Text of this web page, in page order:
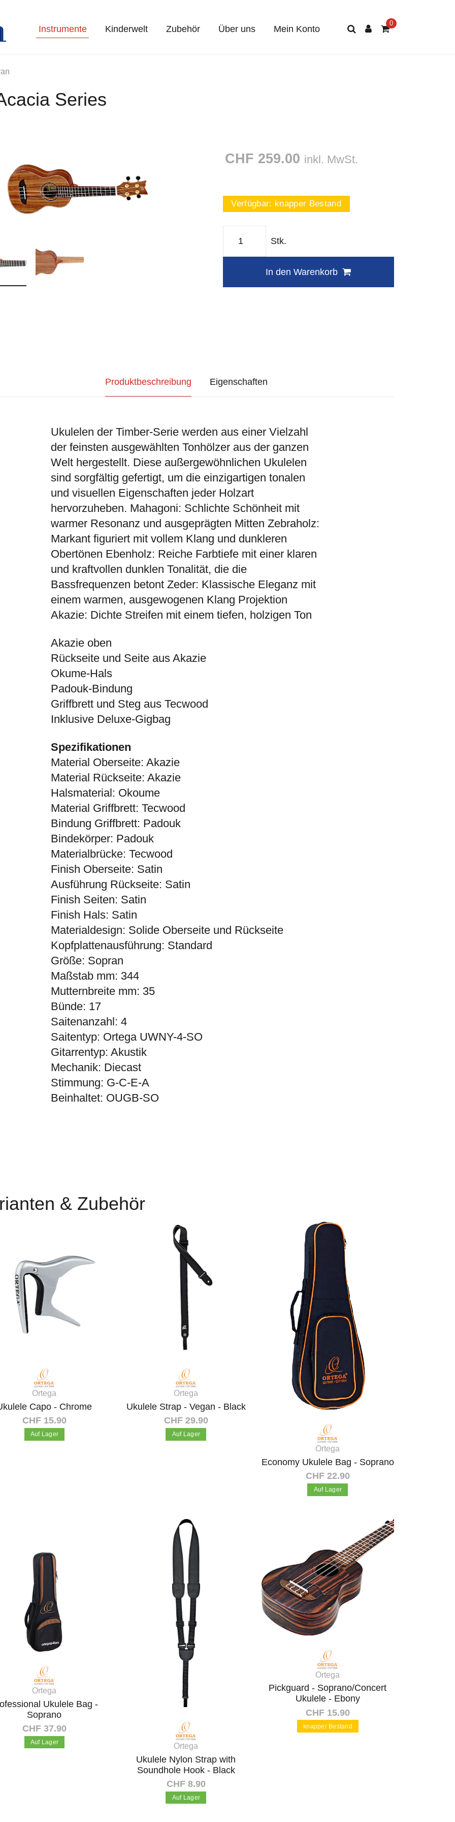
Instrumente Kinderwelt Zubehör Über uns Mein Konto
Series
CHF 259.00 inkl. MwSt.
Verfügbar: knapper Bestand
Stk.
In den Warenkorb
Produktbeschreibung Eigenschaften
Ukulelen der Timber-Serie werden aus einer Vielzahl
der feinsten ausgewählten Tonhölzer aus der ganzen
Welt hergestellt. Diese außergewöhnlichen Ukulelen
sind sorgfältig gefertigt, um die einzigartigen tonalen
und visuellen Eigenschaften jeder Holzart
hervorzuheben. Mahagoni: Schlichte Schönheit mit
warmer Resonanz und ausgeprägten Mitten Zebraholz:
Markant figuriert mit vollem Klang und dunkleren
Obertönen Ebenholz: Reiche Farbtiefe mit einer klaren
und kraftvollen dunklen Tonalität, die die
Bassfrequenzen betont Zeder: Klassische Eleganz mit
einem warmen, ausgewogenen Klang Projektion
Akazie: Dichte Streifen mit einem tiefen, holzigen Ton
Akazie oben
Rückseite und Seite aus Akazie
Okume-Hals
Padouk-Bindung
Griffbrett und Steg aus Tecwood
Inklusive Deluxe-Gigbag
Spezifikationen
Material Oberseite: Akazie
Material Rückseite: Akazie
Halsmaterial: Okoume
Material Griffbrett: Tecwood
Bindung Griffbrett: Padouk
Bindekörper: Padouk
Materialbrücke: Tecwood
Finish Oberseite: Satin
Ausführung Rückseite: Satin
Finish Seiten: Satin
Finish Hals: Satin
Materialdesign: Solide Oberseite und Rückseite
Kopfplattenausführung: Standard
Größe: Sopran
Maßstab mm: 344
Mutternbreite mm: 35
Bünde: 17
Saitenanzahl: 4
Saitentyp: Ortega UWNY-4-SO
Gitarrentyp: Akustik
Mechanik: Diecast
Stimmung: G-C-E-A
Beinhaltet: OUGB-SO
& Zubehör
Ortega
Capo - Chrome
CHF 15.90
Auf Lager
Ortega
Ukulele Strap - Vegan - Black
CHF 29.90
Auf Lager
Ortega
Economy Ukulele Bag - Soprano
CHF 22.90
Auf Lager
Ortega
Ukulele Bag -
Soprano
CHF 37.90
Auf Lager Ortega
Ukulele Nylon Strap with
Soundhole Hook - Black
CHF 8.90
Auf Lager
Ortega
Pickguard - Soprano/Concert
Ukulele - Ebony
CHF 15.90
knapper Bestand